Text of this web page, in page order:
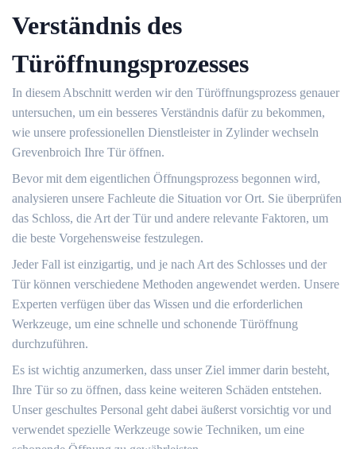
Verständnis des
Türöffnungsprozesses
In diesem Abschnitt werden wir den Türöffnungsprozess genauer
untersuchen, um ein besseres Verständnis dafür zu bekommen,
wie unsere professionellen Dienstleister in Zylinder wechseln
Grevenbroich Ihre Tür öffnen.​
Bevor mit dem eigentlichen Öffnungsprozess begonnen wird,
analysieren unsere Fachleute die Situation vor Ort.​ Sie überprüfen
das Schloss, die Art der Tür und andere relevante Faktoren, um
die beste Vorgehensweise festzulegen.​
Jeder Fall ist einzigartig, und je nach Art des Schlosses und der
Tür können verschiedene Methoden angewendet werden.​ Unsere
Experten verfügen über das Wissen und die erforderlichen
Werkzeuge, um eine schnelle und schonende Türöffnung
durchzuführen.​
Es ist wichtig anzumerken, dass unser Ziel immer darin besteht,
Ihre Tür so zu öffnen, dass keine weiteren Schäden entstehen.​
Unser geschultes Personal geht dabei äußerst vorsichtig vor und
verwendet spezielle Werkzeuge sowie Techniken, um eine